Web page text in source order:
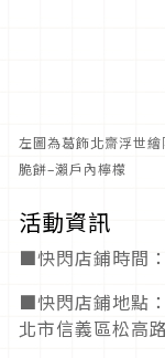
左圖為葛飾北齋浮世
脆餅–瀨戶內檸檬
活動資訊
■快閃店鋪時間
■快閃店鋪地點
北市信義區松高